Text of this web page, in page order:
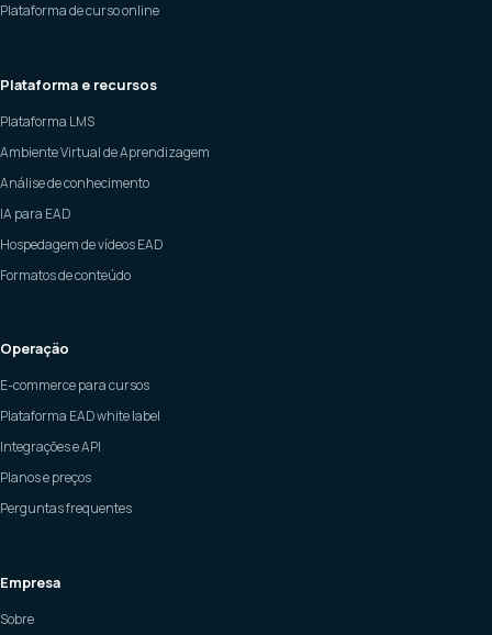
Plataforma de curso online
Plataforma e recursos
Plataforma LMS
Ambiente Virtual de Aprendizagem
Análise de conhecimento
IA para EAD
Hospedagem de vídeos EAD
Formatos de conteúdo
Operação
E-commerce para cursos
Plataforma EAD white label
Integrações e API
Planos e preços
Perguntas frequentes
Empresa
Sobre